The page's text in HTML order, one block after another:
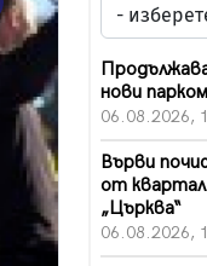
нови
06.08.2026,
Върви
от квартал
„Църква“
06.08.2026,